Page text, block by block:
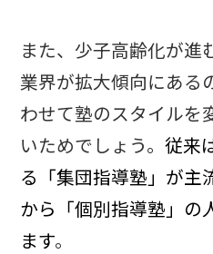
また、少子高齢化が進
業界が拡大傾向にある
わせて塾のスタイルを
いためでしょう。従来
る「集団指導塾」が主
から「個別指導塾」の
ます。